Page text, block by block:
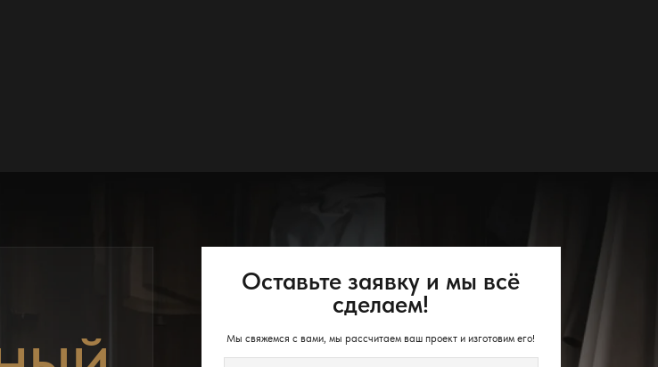
Оставьте заявку и мы всё
сделаем!
Мы свяжемся с вами, мы рассчитаем ваш проект и изготовим его!